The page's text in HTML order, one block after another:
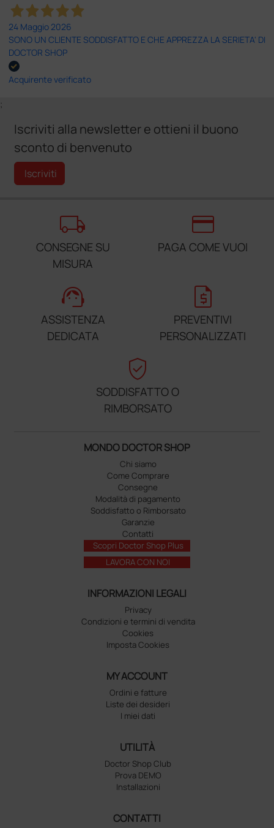
24 Maggio 2026
SONO UN CLIENTE SODDISFATTO E CHE APPREZZA LA SERIETA' DI
DOCTOR SHOP
Acquirente verificato
;
Iscriviti alla newsletter e ottieni il buono
sconto di benvenuto
Iscriviti
local_shipping
CONSEGNE SU
MISURA
credit_card
PAGA COME VUOI
support_agent
ASSISTENZA
DEDICATA
request_quote
PREVENTIVI
PERSONALIZZATI
verified_user
SODDISFATTO O
RIMBORSATO
MONDO DOCTOR SHOP
Chi siamo
Come Comprare
Consegne
Modalità di pagamento
Soddisfatto o Rimborsato
Garanzie
Contatti
Scopri Doctor Shop Plus
LAVORA CON NOI
INFORMAZIONI LEGALI
Privacy
Condizioni e termini di vendita
Cookies
Imposta Cookies
MY ACCOUNT
Ordini e fatture
Liste dei desideri
I miei dati
UTILITÀ
Doctor Shop Club
Prova DEMO
Installazioni
CONTATTI